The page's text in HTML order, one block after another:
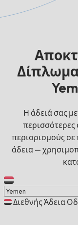
Η άδειά σας
περισσότερες
περιορισμούς
άδεια —
Διεθνής Άδεια